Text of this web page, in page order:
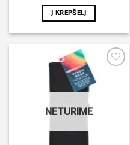
Į KREPŠELĮ
NETURIME